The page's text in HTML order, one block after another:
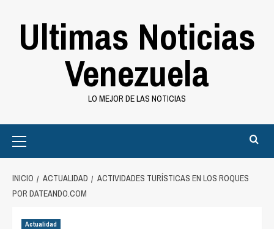
Ultimas Noticias
Venezuela
LO MEJOR DE LAS NOTICIAS
Menu
INICIO ACTUALIDAD
ACTIVIDADES TURÍSTICAS EN LOS ROQUES
POR DATEANDO.COM
Actualidad